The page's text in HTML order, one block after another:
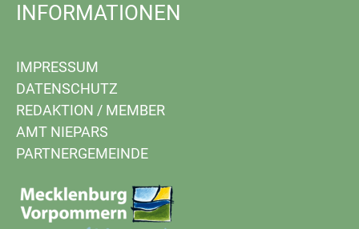
INFORMATIONEN
IMPRESSUM
DATENSCHUTZ
REDAKTION / MEMBER
AMT NIEPARS
PARTNERGEMEINDE